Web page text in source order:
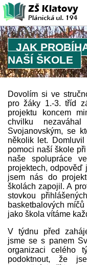
JAK
NAŠÍ ŠKOLE
Dovolím si ve
pro žáky 1.-3. tříd
projektu koncem
chvilku
Svojanovským, se
několik let.
pomoci naší škole
naše spolupráce
projektech, odpověď
jsem nás do
školách zapojil. A
stovkou
basketbalových
jako škola vítáme
V týdnu před
jsme se s panem
organizaci celého
podoktnout, že